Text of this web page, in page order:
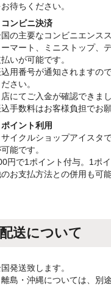
待ちください。
ンビニ決済
の主要なコンビニエンス
マート、ミニストップ、
いが可能です。
用番号が通知されますの
さい。
にてご入金が確認できま
手数料はお客様負担でお
イント利用
イクルショップアイスタ
能です。
円で1ポイント付与。1ポ
お支払方法との併用も可能
配送について
発送致します。
島・沖縄については、別